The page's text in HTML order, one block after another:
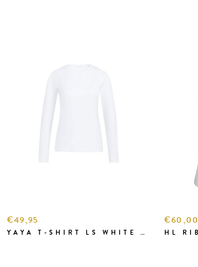
€49,95
YAYA T-SHIRT LS WHITE BASIS
€60,00